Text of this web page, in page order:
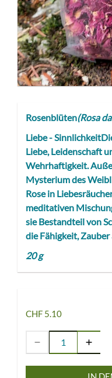
Rosenblüten(Rosa
Liebe -
Liebe, Leidenschaft
Wehrhaftigkeit.
Mysterium des
Rose in
meditativen
sie Bestandteil von
die Fähigkeit, Zauber
20 g
CHF 5.10